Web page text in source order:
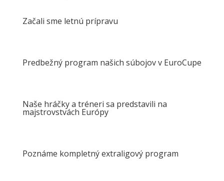
Začali sme letnú prípravu
Predbežný program našich súbojov v EuroCupe
Naše hráčky a tréneri sa predstavili na
majstrovstvách Európy
Poznáme kompletný extraligový program